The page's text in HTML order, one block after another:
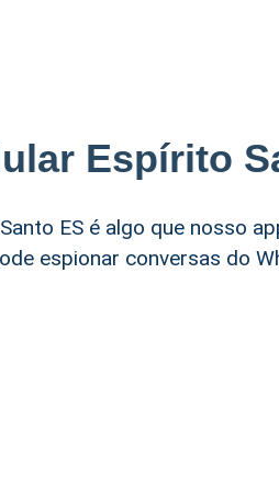
Espírito
ES é algo que nosso
espionar conversas do